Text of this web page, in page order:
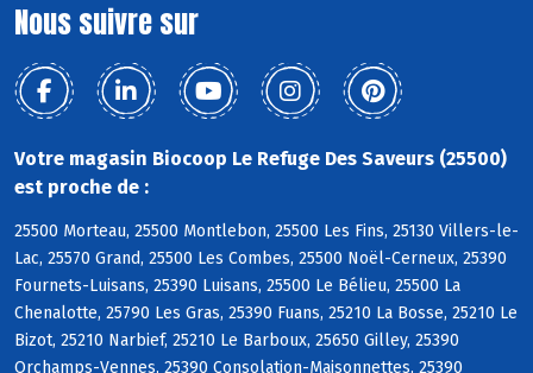
Nous suivre sur
Votre magasin Biocoop Le Refuge Des Saveurs (25500)
est proche de :
25500 Morteau, 25500 Montlebon, 25500 Les Fins, 25130 Villers-le-
Lac, 25570 Grand, 25500 Les Combes, 25500 Noël-Cerneux, 25390
Fournets-Luisans, 25390 Luisans, 25500 Le Bélieu, 25500 La
Chenalotte, 25790 Les Gras, 25390 Fuans, 25210 La Bosse, 25210 Le
Bizot, 25210 Narbief, 25210 Le Barboux, 25650 Gilley, 25390
Orchamps-Vennes, 25390 Consolation-Maisonnettes, 25390